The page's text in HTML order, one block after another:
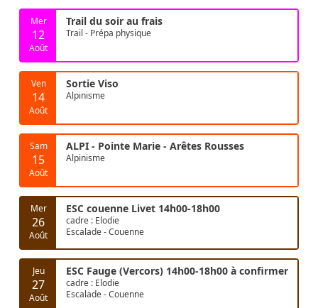
Mer
12
Août
Trail du soir au frais
Trail - Prépa physique
Ven
14
Août
Sortie Viso
Alpinisme
Sam
15
Août
ALPI - Pointe Marie - Arêtes Rousses
Alpinisme
Mer
26
Août
ESC couenne Livet 14h00-18h00
cadre : Elodie
Escalade - Couenne
Jeu
27
Août
ESC Fauge (Vercors) 14h00-18h00 à confirmer
cadre : Elodie
Escalade - Couenne